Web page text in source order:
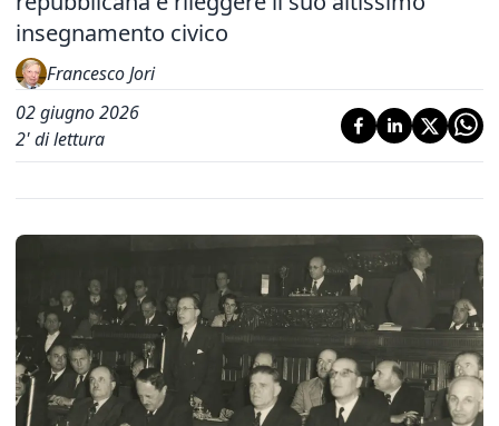
insegnamento civico
Francesco Jori
02 giugno 2026
2' di lettura